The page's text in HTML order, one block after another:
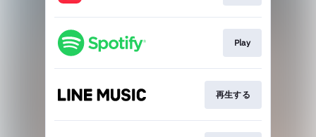
Play
再生する